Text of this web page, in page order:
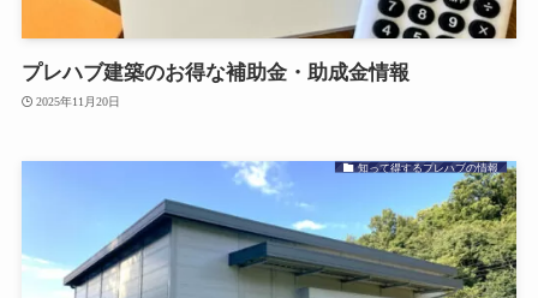
プレハブ建築のお得な補助金・助成金情報
2025年11月20日
知って得するプレハブの情報